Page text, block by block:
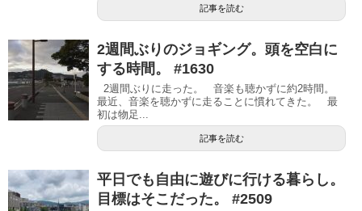
記事を読む
2週間ぶりのジョギング。頭を空白に
する時間。 #1630
2週間ぶりに走った。 音楽も聴かずに約2時間。
最近、音楽を聴かずに走ることに慣れてきた。 最
初は物足...
記事を読む
平日でも自由に遊びに行ける暮らし。
目標はそこだった。 #2509